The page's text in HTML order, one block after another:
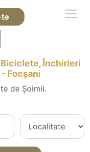
Închirieri
Focşani
de Șoimii.